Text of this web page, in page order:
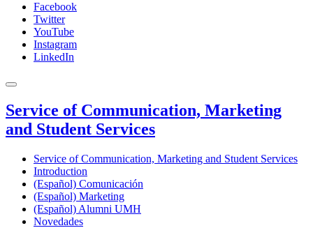
Facebook
Twitter
YouTube
Instagram
LinkedIn
Service of Communication, Marketing
and Student Services
Service of Communication, Marketing and Student Services
Introduction
(Español) Comunicación
(Español) Marketing
(Español) Alumni UMH
Novedades